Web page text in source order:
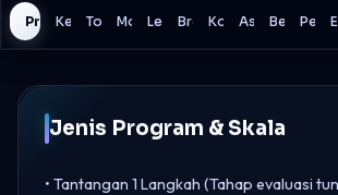
ProgramKerugian Harian
Total Kerugian
Model Drawdown
Leverage
BrokerKomisiAsetBerita
Jenis Program & Skala
• Tantangan 1 Langkah (Tahap evaluasi